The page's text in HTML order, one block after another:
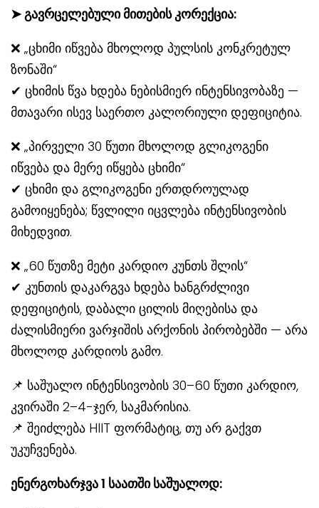
➤გავრცელებული მითების კორექცია:
❌ „ცხიმი იწვება მხოლოდ პულსის კონკრეტულ
ზონაში“
✔ ცხიმის წვა ხდება ნებისმიერ ინტენსივობაზე —
მთავარი ისევ საერთო კალორიული დეფიციტია.
❌ „პირველი 30 წუთი მხოლოდ გლიკოგენი
იწვება და მერე იწყება ცხიმი“
✔ ცხიმი და გლიკოგენი ერთდროულად
გამოიყენება; წვლილი იცვლება ინტენსივობის
მიხედვით.
❌ „60 წუთზე მეტი კარდიო კუნთს შლის“
✔ კუნთის დაკარგვა ხდება ხანგრძლივი
დეფიციტის, დაბალი ცილის მიღებისა და
ძალისმიერი ვარჯიშის არქონის პირობებში — არა
მხოლოდ კარდიოს გამო.
📌 საშუალო ინტენსივობის 30–60 წუთი კარდიო,
კვირაში 2–4-ჯერ, საკმარისია.
📌 შეიძლება HIIT ფორმატიც, თუ არ გაქვთ
უკუჩვენება.
ენერგოხარჯვა 1 საათში საშუალოდ: